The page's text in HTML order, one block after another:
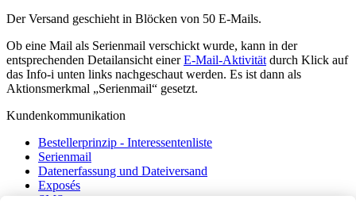
Der Versand geschieht in Blöcken von 50 E-Mails.
Ob eine Mail als Serienmail verschickt wurde, kann in der
entsprechenden Detailansicht einerE-Mail-Aktivität durch Klick auf
das Info-i unten links nachgeschaut werden. Es ist dann als
Aktionsmerkmal „Serienmail“ gesetzt.
Kundenkommunikation
Bestellerprinzip - Interessentenliste
Serienmail
Datenerfassung und Dateiversand
Exposés
SMS